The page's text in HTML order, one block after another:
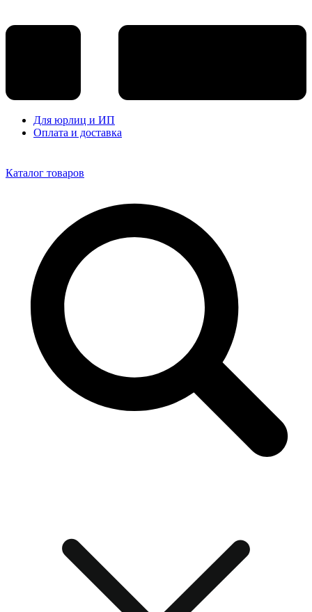
Для юрлиц и ИП
Оплата и доставка
Каталог товаров